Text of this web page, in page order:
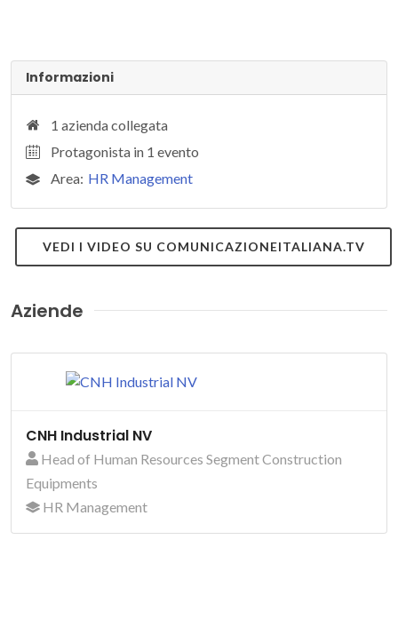
Informazioni
1 azienda collegata
Protagonista in 1 evento
Area: HR Management
VEDI I VIDEO SU COMUNICAZIONEITALIANA.TV
Aziende
CNH Industrial NV
Head of Human Resources Segment Construction
Equipments
HR Management